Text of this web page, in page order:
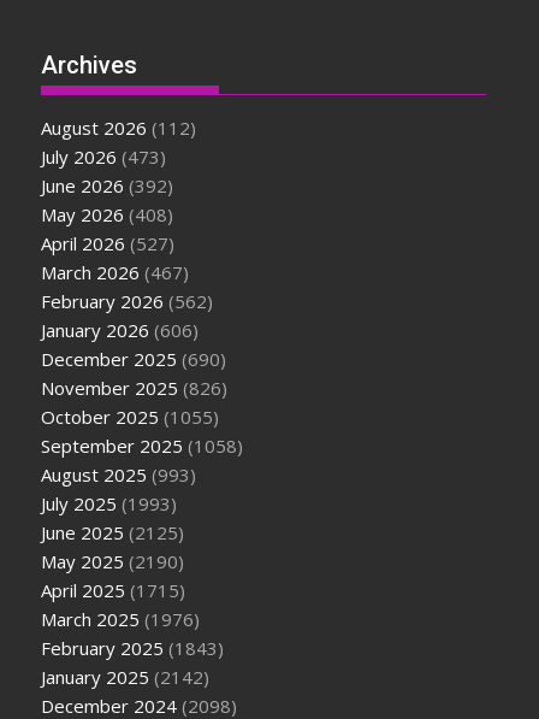
Archives
August 2026 (112)
July 2026 (473)
June 2026 (392)
May 2026 (408)
April 2026 (527)
March 2026 (467)
February 2026 (562)
January 2026 (606)
December 2025 (690)
November 2025 (826)
October 2025 (1055)
September 2025 (1058)
August 2025 (993)
July 2025 (1993)
June 2025 (2125)
May 2025 (2190)
April 2025 (1715)
March 2025 (1976)
February 2025 (1843)
January 2025 (2142)
December 2024 (2098)